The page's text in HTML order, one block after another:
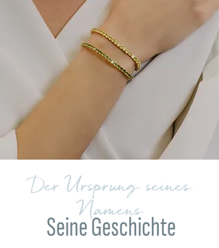
Der Ursprung seines
Namens
Seine Geschichte